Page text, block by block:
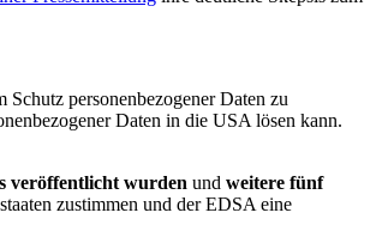
personenbezogener Daten zu
Daten in die USA lösen kann.
veröffentlicht wurden und weitere fünf
zustimmen und der EDSA eine